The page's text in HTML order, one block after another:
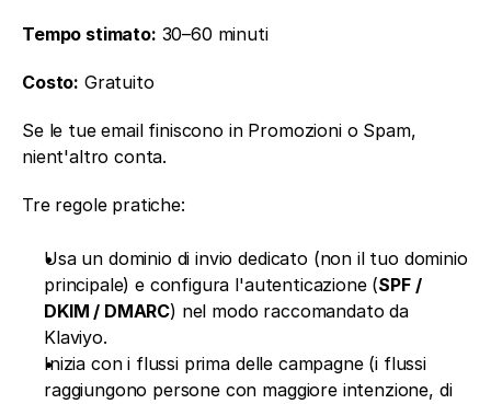
Tempo stimato: 30–60 minuti
Costo: Gratuito
Se le tue email finiscono in Promozioni o Spam,
nient'altro conta.
Tre regole pratiche:
Usa un dominio di invio dedicato (non il tuo dominio
principale) e configura l'autenticazione (SPF /
DKIM / DMARC) nel modo raccomandato da
Klaviyo.
Inizia con i flussi prima delle campagne (i flussi
raggiungono persone con maggiore intenzione, di